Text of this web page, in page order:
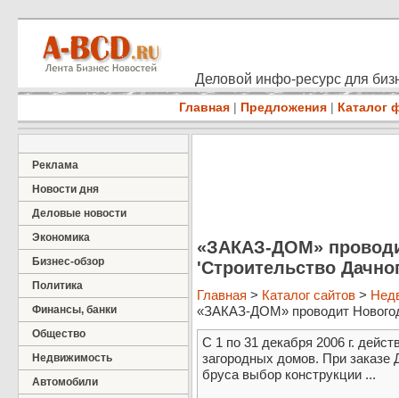
Деловой инфо-ресурс для
Главная | Предложения | Каталог
Реклама
Новости дня
Деловые новости
Экономика
Бизнес-обзор
Политика
Финансы, банки
Общество
Недвижимость
Автомобили
«ЗАКАЗ-ДОМ»
'Строительство
Главная > Каталог сайтов >
«ЗАКАЗ-ДОМ» проводит
С 1 по 31 декабря 2006 г.
загородных домов. При заказе
бруса выбор конструкции ...